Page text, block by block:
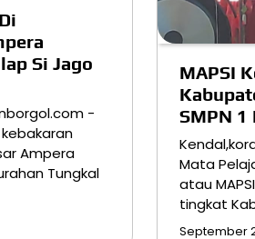
Si Jago
-
Ampera
Tungkal
MAPSI
SMPN 1
Mata
atau
tingkat
September